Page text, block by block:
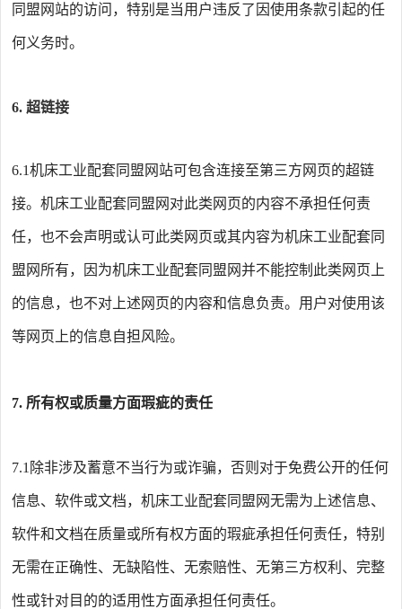
同盟 网站的访问，特别是当用户违反了因使用条款引起的任
何义务时。
6.超链接
6.1机床工业配套同盟 网站可包含连接至第三方网页的超链
接。机床工业配套同盟网 对此类网页的内容不承担任何责
任，也不会声明或认可此类网页或其内容为机床工业配套同
盟网 所有，因为机床工业配套同盟网并不能控制此类网页上
的信息，也不对上述网页的内容和信息负责。用户对使用该
等网页上的信息自担风险。
7. 所有权或质量方面瑕疵的责任
7.1 除非涉及蓄意不当行为或诈骗，否则对于免费公开的任何
信息、软件或文档，机床工业配套同盟网无需为上述信息、
软件和文档在质量或所有权方面的瑕疵承担任何责任，特别
无需在正确性、无缺陷性、无索赔性、无第三方权利、完整
性或针对目的的适用性方面承担任何责任。